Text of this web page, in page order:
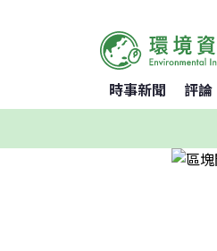
時事新聞 評論